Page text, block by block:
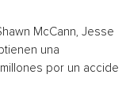
McCann, Jesse
una
por un